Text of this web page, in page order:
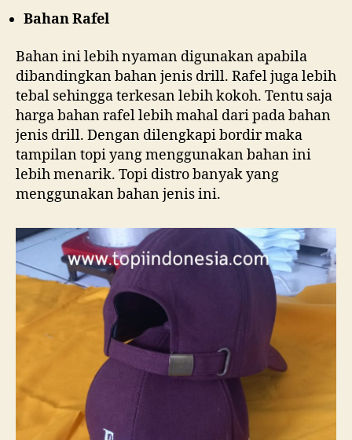
Bahan Rafel
Bahan ini lebih nyaman digunakan apabila
dibandingkan bahan jenis drill. Rafel juga lebih
tebal sehingga terkesan lebih kokoh. Tentu saja
harga bahan rafel lebih mahal dari pada bahan
jenis drill. Dengan dilengkapi bordir maka
tampilan topi yang menggunakan bahan ini
lebih menarik. Topi distro banyak yang
menggunakan bahan jenis ini.